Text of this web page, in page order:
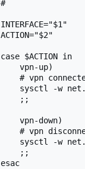
#
INTERFACE="$1"
ACTION="$2"
case $ACTION in
esac